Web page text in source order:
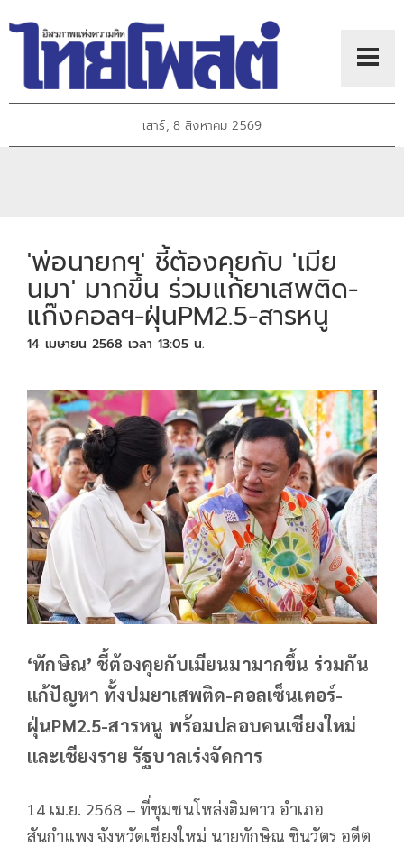
เสาร์, 8 สิงหาคม 2569
'พ่อนายกฯ' ชี้ต้องคุยกับ 'เมีย
นมา' มากขึ้น ร่วมแก้ยาเสพติด-
แก๊งคอลฯ-ฝุ่นPM2.5-สารหนู
14 เมษายน 2568 เวลา 13:05 น.
‘ทักษิณ’ ชี้ต้องคุยกับเมียนมามากขึ้น ร่วมกัน
แก้ปัญหา ทั้งปมยาเสพติด-คอลเซ็นเตอร์-
ฝุ่นPM2.5-สารหนู พร้อมปลอบคนเชียงใหม่
และเชียงราย รัฐบาลเร่งจัดการ
14 เม.ย. 2568 – ที่ชุมชนโหล่งฮิมคาว อำเภอ
สันกำแพง จังหวัดเชียงใหม่ นายทักษิณ ชินวัตร อดีต